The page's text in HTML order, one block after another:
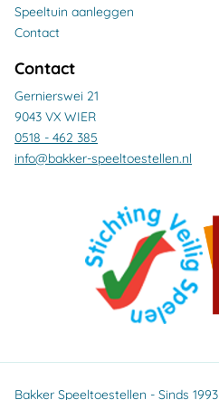
Speeltuin aanleggen
Contact
Contact
Gernierswei 21
9043 VX WIER
0518 - 462 385
info@bakker-speeltoestellen.nl
Bakker Speeltoestellen - Sinds 1993